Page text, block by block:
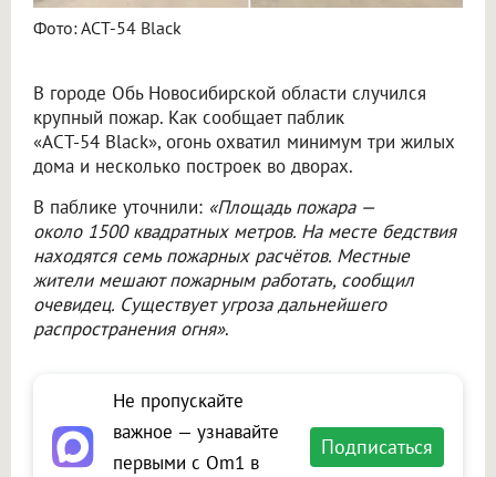
Фото: АСТ-54 Black
В городе Обь Новосибирской области случился
крупный пожар. Как сообщает паблик
«АСТ-54 Black», огонь охватил минимум три жилых
дома и несколько построек во дворах.
В паблике уточнили: «Площадь пожара —
около 1500 квадратных метров. На месте бедствия
находятся семь пожарных расчётов. Местные
жители мешают пожарным работать, сообщил
очевидец. Существует угроза дальнейшего
распространения огня».
Не пропускайте
важное — узнавайте
первыми с Om1 в
Подписаться